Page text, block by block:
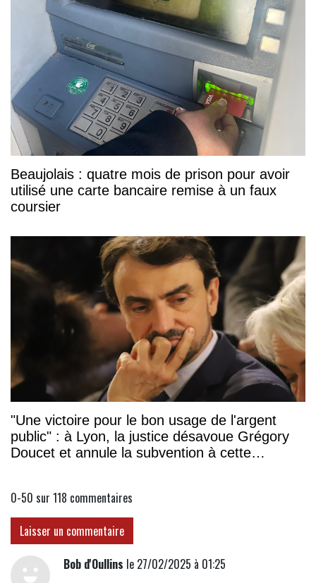
Beaujolais : quatre mois de prison pour avoir
utilisé une carte bancaire remise à un faux
coursier
"Une victoire pour le bon usage de l'argent
public" : à Lyon, la justice désavoue Grégory
Doucet et annule la subvention à cette
0-50 sur 118 commentaires
Laisser un commentaire
Bob d'Oullins le 27/02/2025 à 01:25